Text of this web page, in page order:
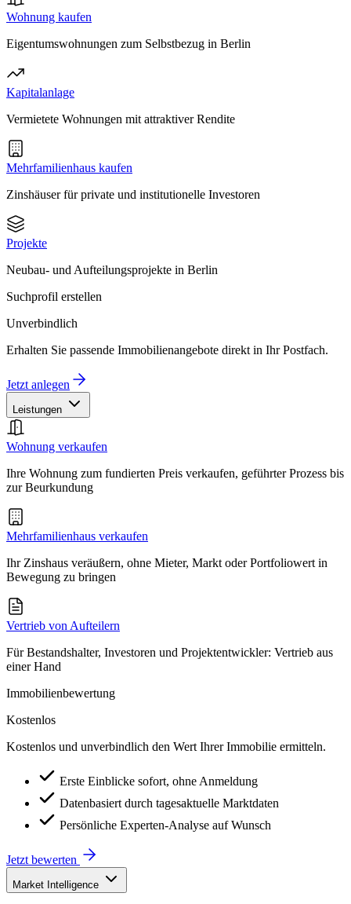
Wohnung kaufen
Eigentumswohnungen zum Selbstbezug in Berlin
Kapitalanlage
Vermietete Wohnungen mit attraktiver Rendite
Mehrfamilienhaus kaufen
Zinshäuser für private und institutionelle Investoren
Projekte
Neubau- und Aufteilungsprojekte in Berlin
Suchprofil erstellen
Unverbindlich
Erhalten Sie passende Immobilienangebote direkt in Ihr Postfach.
Jetzt anlegen
Leistungen
Wohnung verkaufen
Ihre Wohnung zum fundierten Preis verkaufen, geführter Prozess bis
zur Beurkundung
Mehrfamilienhaus verkaufen
Ihr Zinshaus veräußern, ohne Mieter, Markt oder Portfoliowert in
Bewegung zu bringen
Vertrieb von Aufteilern
Für Bestandshalter, Investoren und Projektentwickler: Vertrieb aus
einer Hand
Immobilienbewertung
Kostenlos
Kostenlos und unverbindlich den Wert Ihrer Immobilie ermitteln.
Erste Einblicke sofort, ohne Anmeldung
Datenbasiert durch tagesaktuelle Marktdaten
Persönliche Experten-Analyse auf Wunsch
Jetzt bewerten
Market Intelligence